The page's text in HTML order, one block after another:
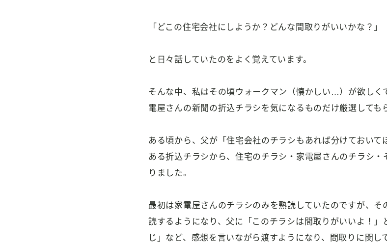
「どこの住宅会社にしようか？どんな間取りがいいかな？」
と日々話していたのをよく覚えています。
そんな中、私はその頃ウォークマン（懐かしい…）が欲しく
電屋さんの新聞の折込チラシを気になるものだけ厳選しても
ある頃から、父が「住宅会社のチラシもあれば分けておいて
ある折込チラシから、住宅のチラシ・家電屋さんのチラシ・
りました。
最初は家電屋さんのチラシのみを熟読していたのですが、
読するようになり、父に「このチラシは間取りがいいよ！」
じ」など、感想を言いながら渡すようになり、間取りに関し